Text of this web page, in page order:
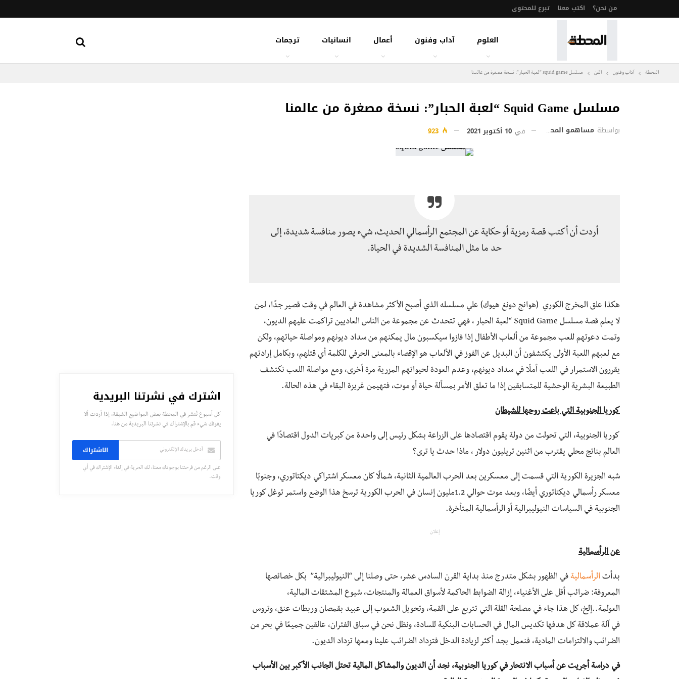
من نحن؟ اكتب معنا تبرع للمحتوى
العلوم آداب وفنون أعمال انسانيات ترجمات
المحطة آداب وفنون الفن مسلسل squid game “لعبة الحبار”: نسخة مصغرة من عالمنا
مسلسل Squid Game “لعبة الحبار”: نسخة مصغرة من عالمنا
بواسطة مساهمو المحطة في 10 أكتوبر 2021
أردت أن أكتب قصة رمزية أو حكاية عن المجتمع الرأسمالي الحديث، شيء يصور منافسة شديدة، إلى
حد ما مثل المنافسة الشديدة في الحياة.
هكذا علق المخرج الكوري (هوانج دونغ هيوك) علي مسلسله الذي أصبح الأكثر مشاهدة في العالم في وقت قصير جدًا، لمن
لا يعلم قصة مسلسل Squid Game “لعبة الحبار ، فهي تتحدث عن مجموعة من الناس العاديين تراكمت عليهم الديون،
وتمت دعوتهم للعب مجموعة من ألعاب الأطفال إذا فازوا سيكسبون مال يمكنهم من سداد ديونهم ومواصلة حياتهم، ولكن
مع لعبهم اللعبة الأولى يكتشفون أن البديل عن الفوز في الألعاب هو الإقصاء بالمعنى الحرفي للكلمة أي قتلهم، وبكامل إرادتهم
يقررون الاستمرار في اللعب أملًا في سداد ديونهم، وعدم العودة لحيواتهم المزرية مرة أخرى، ومع مواصلة اللعب نكتشف
الطبيعة البشرية الوحشية للمتسابقين إذا ما تعلق الأمر بمسألة حياة أو موت، فتهيمن غريزة البقاء في هذه الحالة.
كوريا الجنوبية التي باعت روحها للشيطان
كوريا الجنوبية، التي تحولت من دولة يقوم اقتصادها على الزراعة بشكل رئيس إلى واحدة من كبريات الدول اقتصادًا في
العالم بناتج محلي يقترب من اثنين تريليون دولار ، ماذا حدث يا ترى؟
شبه الجزيرة الكورية التي قسمت إلى معسكرين بعد الحرب العالمية الثانية، شمالًا كان معسكر اشتراكي ديكتاتوري، وجنوبًا
معسكر رأسمالي ديكتاتوري أيضًا، وبعد موت حوالي 1.2مليون إنسان في الحرب الكورية ترسخ هذا الوضع واستمر توغل كوريا
الجنوبية في السياسات النيوليبرالية أو الرأسمالية المتأخرة.
إعلان
عن الرأسمالية
بدأت الرأسمالية في الظهور بشكل متدرج منذ بداية القرن السادس عشر، حتى وصلنا إلى “النيوليبرالية” بكل خصائصها
المعروفة: ضرائب أقل على الأغنياء، إزالة الضوابط الحاكمة لأسواق العمالة والمنتجات، شيوع المشتقات المالية،
العولمة..إلخ، كل هذا جاء في مصلحة القلة التي تتربع على القمة، وتحويل الشعوب إلى عبيد بقمصان وربطات عنق، وتروس
في آلة عملاقة كل هدفها تكديس المال في الحسابات البنكية للسادة، ونظل نحن في سباق الفئران، عالقين جميعًا في بحر من
الضرائب والالتزامات المادية، فنعمل بجد أكثر لزيادة الدخل فتزداد الضرائب علينا ومعها تزداد الديون.
في دراسة أجريت عن أسباب الانتحار في كوريا الجنوبية، نجد أن الديون والمشاكل المالية تحتل الجانب الأكبر بين الأسباب
اشترك في نشرتنا البريدية
كل أسبوع تُنشر في المحطة بعض المواضيع الشيقة، إذا أردت ألا
يفوتك شيء قم بالإشتراك في نشرتنا البريدية من هنا.
الاشتراك
على الرغم من فرحتنا بوجودك معنا، لك الحرية في إلغاء الإشتراك في أي
وقت.